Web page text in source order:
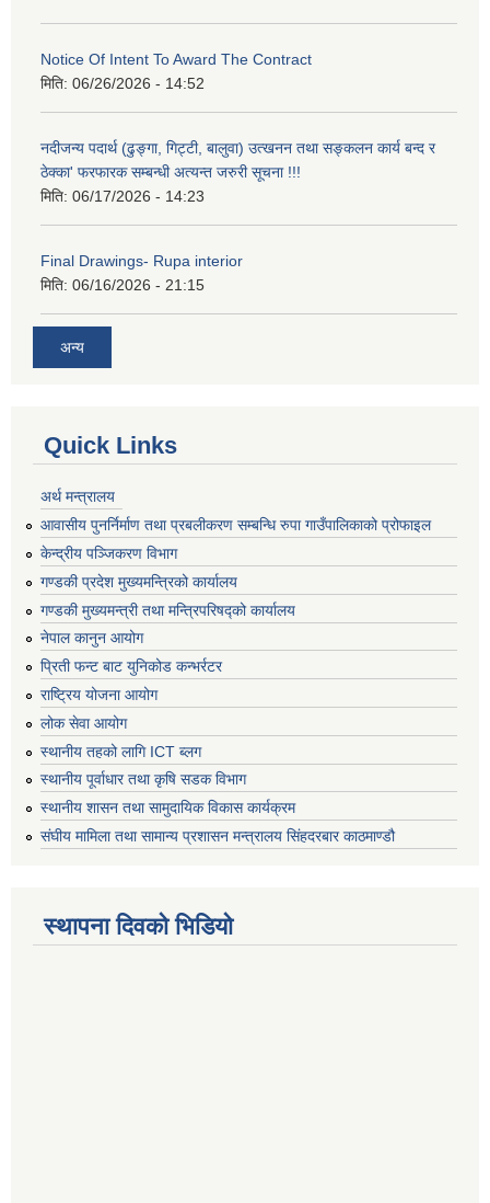
Notice Of Intent To Award The Contract
मिति: 06/26/2026 - 14:52
नदीजन्य पदार्थ (ढुङ्गा, गिट्टी, बालुवा) उत्खनन तथा सङ्कलन कार्य बन्द र
ठेक्का' फरफारक सम्बन्धी अत्यन्त जरुरी सूचना !!!
मिति: 06/17/2026 - 14:23
Final Drawings- Rupa interior
मिति: 06/16/2026 - 21:15
अन्य
Quick Links
अर्थ मन्त्रालय
आवासीय पुनर्निर्माण तथा प्रबलीकरण सम्बन्धि रुपा गाउँपालिकाको प्रोफाइल
केन्द्रीय पञ्जिकरण विभाग
गण्डकी प्रदेश मुख्यमन्त्रिको कार्यालय
गण्डकी मुख्यमन्त्री तथा मन्त्रिपरिषद्को कार्यालय
नेपाल कानुन आयोग
प्रिती फन्ट बाट युनिकोड कन्भर्रटर
राष्ट्रिय योजना आयोग
लोक सेवा आयोग
स्थानीय तहको लागि ICT ब्लग
स्थानीय पूर्वाधार तथा कृषि सडक विभाग
स्थानीय शासन तथा सामुदायिक विकास कार्यक्रम
संघीय मामिला तथा सामान्य प्रशासन मन्त्रालय सिंहदरबार काठमाण्डौ
स्थापना दिवको भिडियो